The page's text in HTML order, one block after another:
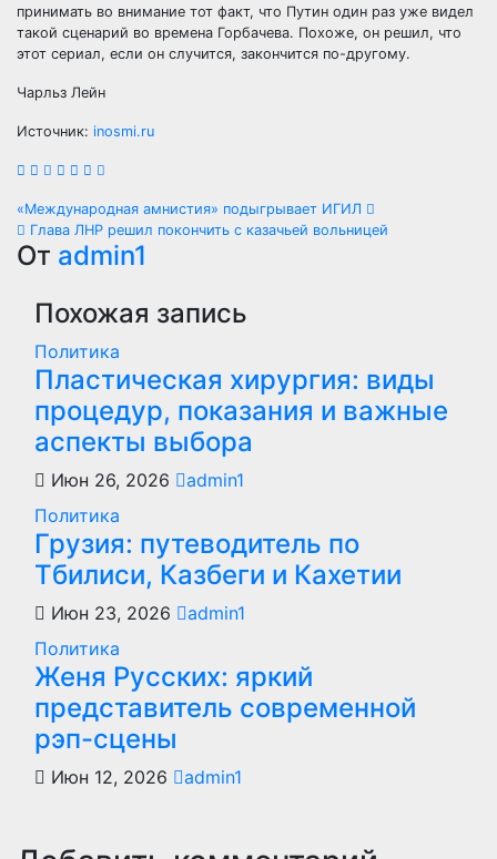
принимать во внимание тот факт, что Путин один раз уже видел
такой сценарий во времена Горбачева. Похоже, он решил, что
этот сериал, если он случится, закончится по-другому.
Чарльз Лейн
Источник: inosmi.ru
Навигация
по
записям
«Международная амнистия» подыгрывает ИГИЛ
Глава ЛНР решил покончить с казачьей вольницей
От admin1
Похожая запись
Политика
Пластическая хирургия: виды
процедур, показания и важные
аспекты выбора
Июн 26, 2026
admin1
Политика
Грузия: путеводитель по
Тбилиси, Казбеги и Кахетии
Июн 23, 2026
admin1
Политика
Женя Русских: яркий
представитель современной
рэп-сцены
Июн 12, 2026 admin1